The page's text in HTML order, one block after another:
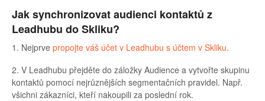
Jak synchronizovat audienci kontaktů z
Leadhubu do Skliku?
1. Nejprve propojte váš účet v Leadhubu s účtem v Skliku.
2. V Leadhubu přejděte do záložky Audience a vytvořte skupinu
kontaktů pomocí nejrůznějších segmentačních pravidel. Např.
všichni zákazníci, kteří nakoupili za poslední rok.